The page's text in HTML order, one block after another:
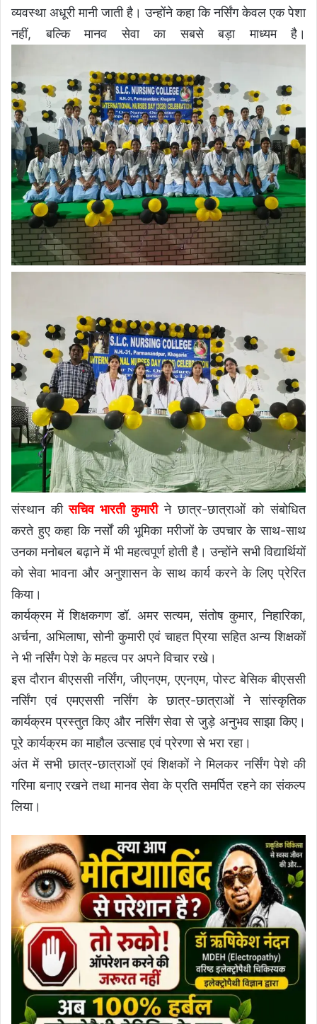
व्यवस्था अधूरी मानी जाती है। उन्होंने कहा कि नर्सिंग केवल एक पेशा
नहीं, बल्कि मानव सेवा का सबसे बड़ा माध्यम है।
संस्थान कीसचिव भारती कुमारीने छात्र-छात्राओं को संबोधित
करते हुए कहा कि नर्सों की भूमिका मरीजों के उपचार के साथ-साथ
उनका मनोबल बढ़ाने में भी महत्वपूर्ण होती है। उन्होंने सभी विद्यार्थियों
को सेवा भावना और अनुशासन के साथ कार्य करने के लिए प्रेरित
किया।
कार्यक्रम में शिक्षकगण डॉ. अमर सत्यम, संतोष कुमार, निहारिका,
अर्चना, अभिलाषा, सोनी कुमारी एवं चाहत प्रिया सहित अन्य शिक्षकों
ने भी नर्सिंग पेशे के महत्व पर अपने विचार रखे।
इस दौरान बीएससी नर्सिंग, जीएनएम, एएनएम, पोस्ट बेसिक बीएससी
नर्सिंग एवं एमएससी नर्सिंग के छात्र-छात्राओं ने सांस्कृतिक
कार्यक्रम प्रस्तुत किए और नर्सिंग सेवा से जुड़े अनुभव साझा किए।
पूरे कार्यक्रम का माहौल उत्साह एवं प्रेरणा से भरा रहा।
अंत में सभी छात्र-छात्राओं एवं शिक्षकों ने मिलकर नर्सिंग पेशे की
गरिमा बनाए रखने तथा मानव सेवा के प्रति समर्पित रहने का संकल्प
लिया।